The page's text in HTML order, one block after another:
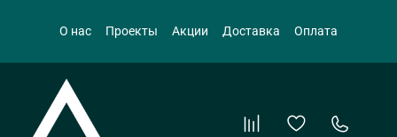
О нас Проекты Акции Доставка Оплата